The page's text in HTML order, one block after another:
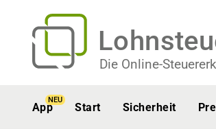
Die Online-
App
NEU
Start Sicherheit